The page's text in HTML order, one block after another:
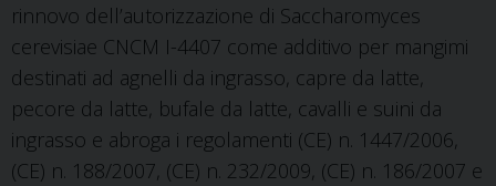
rinnovo dell’autorizzazione di Saccharomyces
cerevisiae CNCM I-4407 come additivo per mangimi
destinati ad agnelli da ingrasso, capre da latte,
pecore da latte, bufale da latte, cavalli e suini da
ingrasso e abroga i regolamenti (CE) n. 1447/2006,
(CE) n. 188/2007, (CE) n. 232/2009, (CE) n. 186/2007 e